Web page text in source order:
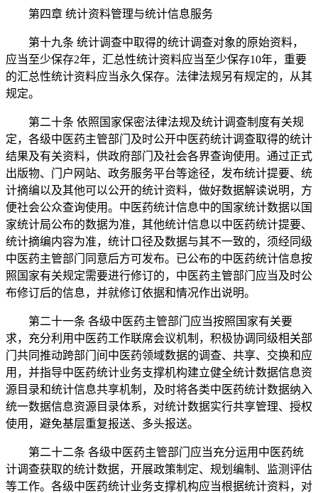
第四章 统计资料管理与统计信息服务
第十九条 统计调查中取得的统计调查对象的原始资料，
应当至少保存2年，汇总性统计资料应当至少保存10年，重要
的汇总性统计资料应当永久保存。法律法规另有规定的，从其
规定。
第二十条 依照国家保密法律法规及统计调查制度有关规
定，各级中医药主管部门及时公开中医药统计调查取得的统计
结果及有关资料，供政府部门及社会各界查询使用。通过正式
出版物、门户网站、政务服务平台等途径，发布统计提要、统
计摘编以及其他可以公开的统计资料，做好数据解读说明，方
便社会公众查询使用。中医药统计信息中的国家统计数据以国
家统计局公布的数据为准，其他统计信息以中医药统计提要、
统计摘编内容为准，统计口径及数据与其不一致的，须经同级
中医药主管部门同意后方可发布。已公布的中医药统计信息按
照国家有关规定需要进行修订的，中医药主管部门应当及时公
布修订后的信息，并就修订依据和情况作出说明。
第二十一条 各级中医药主管部门应当按照国家有关要
求，充分利用中医药工作联席会议机制，积极协调同级相关部
门共同推动跨部门间中医药领域数据的调查、共享、交换和应
用，并指导中医药统计业务支撑机构建立健全统计数据信息资
源目录和统计信息共享机制，及时将各类中医药统计数据纳入
统一数据信息资源目录体系，对统计数据实行共享管理、授权
使用，避免基层重复报送、多头报送。
第二十二条 各级中医药主管部门应当充分运用中医药统
计调查获取的统计数据，开展政策制定、规划编制、监测评估
等工作。各级中医药统计业务支撑机构应当根据统计资料，对